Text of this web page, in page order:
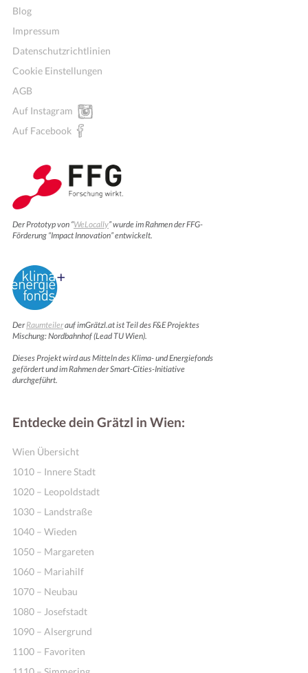
Blog
Impressum
Datenschutzrichtlinien
Cookie Einstellungen
AGB
Auf Instagram
Auf Facebook
Der Prototyp von “WeLocally” wurde im Rahmen der FFG-
Förderung “Impact Innovation” entwickelt.
DerRaumteilerauf imGrätzl.at ist Teil des F&E Projektes
Mischung: Nordbahnhof (Lead TU Wien).
Dieses Projekt wird aus Mitteln des Klima- und Energiefonds
gefördert und im Rahmen der Smart-Cities-Initiative
durchgeführt.
Entdecke dein Grätzl in Wien:
Wien Übersicht
1010 – Innere Stadt
1020 – Leopoldstadt
1030 – Landstraße
1040 – Wieden
1050 – Margareten
1060 – Mariahilf
1070 – Neubau
1080 – Josefstadt
1090 – Alsergrund
1100 – Favoriten